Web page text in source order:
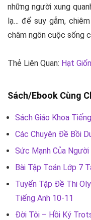
những người xung
lạ… để suy gẫm,
châm ngôn cuộc sống
Thẻ Liên Quan: Hạt
Sách/Ebook Cùng
Sách Giáo Khoa
Các Chuyên Đề Bồi
Sức Mạnh Của Người
Bài Tập Toán Lớp 7
Tuyển Tập Đề Thi
Tiếng Anh 10-11
Đời Tôi – Hồi Ký